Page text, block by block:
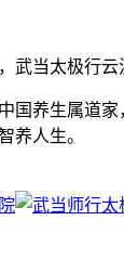
武当太极行云
国养生属道
养人生。